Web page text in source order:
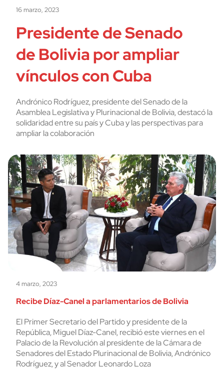
16 marzo, 2023
Presidente de Senado
de Bolivia por ampliar
vínculos con Cuba
Andrónico Rodríguez, presidente del Senado de la
Asamblea Legislativa y Plurinacional de Bolivia, destacó la
solidaridad entre su país y Cuba y las perspectivas para
ampliar la colaboración
4 marzo, 2023
Recibe Díaz-Canel a parlamentarios de Bolivia
El Primer Secretario del Partido y presidente de la
República, Miguel Díaz-Canel, recibió este viernes en el
Palacio de la Revolución al presidente de la Cámara de
Senadores del Estado Plurinacional de Bolivia, Andrónico
Rodríguez, y al Senador Leonardo Loza